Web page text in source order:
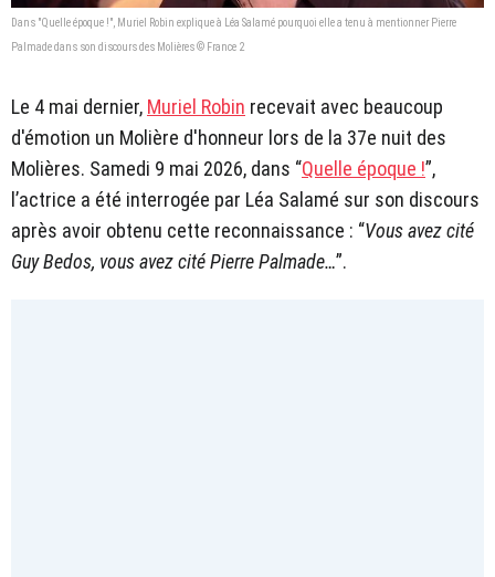
Dans "Quelle époque !", Muriel Robin explique à Léa Salamé pourquoi elle a tenu à mentionner Pierre
Palmade dans son discours des Molières © France 2
Le 4 mai dernier, Muriel Robin recevait avec beaucoup
d'émotion un Molière d'honneur lors de la 37e nuit des
Molières. Samedi 9 mai 2026, dans “Quelle époque !”,
l’actrice a été interrogée par Léa Salamé sur son discours
après avoir obtenu cette reconnaissance : “Vous avez cité
Guy Bedos, vous avez cité Pierre Palmade…”.